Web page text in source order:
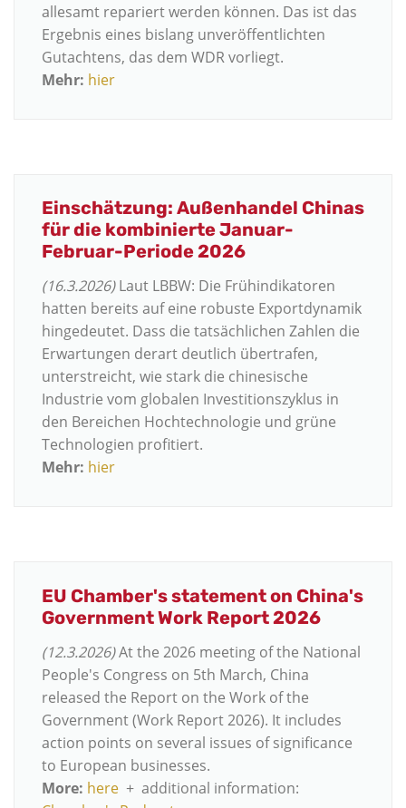
allesamt repariert werden können. Das ist das
Ergebnis eines bislang unveröffentlichten
Gutachtens, das dem WDR vorliegt.
Mehr: hier
Einschätzung: Außenhandel Chinas
für die kombinierte Januar-
Februar-Periode 2026
(16.3.2026)Laut LBBW: Die Frühindikatoren
hatten bereits auf eine robuste Exportdynamik
hingedeutet. Dass die tatsächlichen Zahlen die
Erwartungen derart deutlich übertrafen,
unterstreicht, wie stark die chinesische
Industrie vom globalen Investitionszyklus in
den Bereichen Hochtechnologie und grüne
Technologien profitiert.
Mehr: hier
EU Chamber's statement on China's
Government Work Report 2026
(12.3.2026)At the 2026 meeting of the National
People's Congress on 5th March, China
released the Report on the Work of the
Government (Work Report 2026). It includes
action points on several issues of significance
to European businesses.
More: here + additional information: